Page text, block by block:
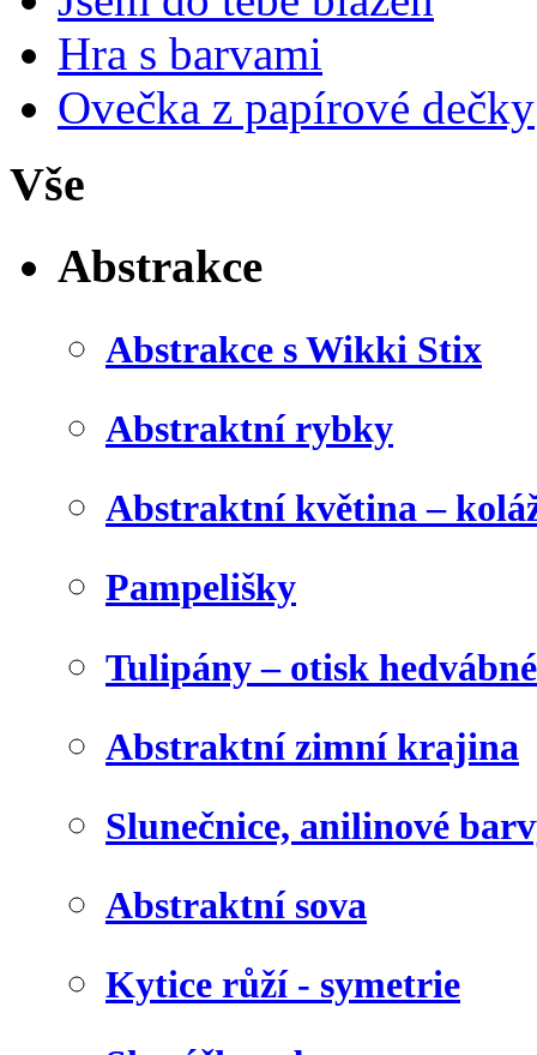
Hra s barvami
Ovečka z papírové dečky
Vše
Abstrakce
Abstrakce s Wikki Stix
Abstraktní rybky
Abstraktní květina –
Pampelišky
Tulipány – otisk
Abstraktní zimní krajina
Slunečnice, anilinové
Abstraktní sova
Kytice růží - symetrie